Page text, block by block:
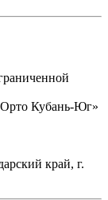
Кубань-Юг»
край, г.